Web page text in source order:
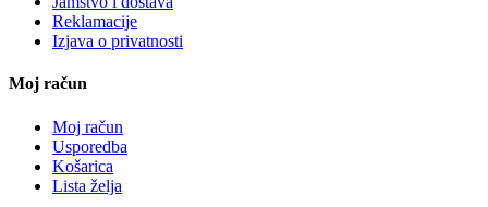
Reklamacije
Izjava o privatnosti
Moj račun
Moj račun
Usporedba
Košarica
Lista želja